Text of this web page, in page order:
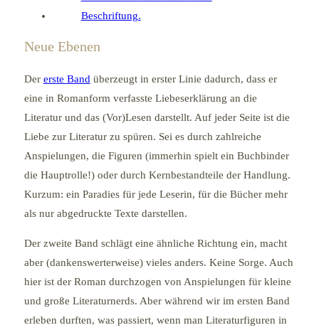
Neue Ebenen
Der erste Band überzeugt in erster Linie dadurch, dass er
eine in Romanform verfasste Liebeserklärung an die
Literatur und das (Vor)Lesen darstellt. Auf jeder Seite ist die
Liebe zur Literatur zu spüren. Sei es durch zahlreiche
Anspielungen, die Figuren (immerhin spielt ein Buchbinder
die Hauptrolle!) oder durch Kernbestandteile der Handlung.
Kurzum: ein Paradies für jede Leserin, für die Bücher mehr
als nur abgedruckte Texte darstellen.
Der zweite Band schlägt eine ähnliche Richtung ein, macht
aber (dankenswerterweise) vieles anders. Keine Sorge. Auch
hier ist der Roman durchzogen von Anspielungen für kleine
und große Literaturnerds. Aber während wir im ersten Band
erleben durften, was passiert, wenn man Literaturfiguren in